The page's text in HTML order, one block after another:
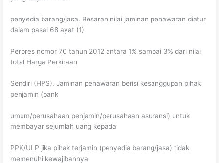
penyedia barang/jasa. Besaran nilai jaminan penawaran diatur
dalam pasal 68 ayat (1)
Perpres nomor 70 tahun 2012 antara 1% sampai 3% dari nilai
total Harga Perkiraan
Sendiri (HPS). Jaminan penawaran berisi kesanggupan pihak
penjamin (bank
umum/perusahaan penjamin/perusahaan asuransi) untuk
membayar sejumlah uang kepada
PPK/ULP jika pihak terjamin (penyedia barang/jasa) tidak
memenuhi kewajibannya